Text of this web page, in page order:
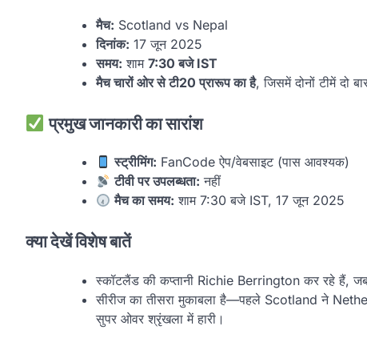
मैच: Scotland vs Nepal
दिनांक: 17 जून 2025
समय: शाम 7:30 बजे IST
मैच चारों ओर से टी20 प्रारूप का है, जिसमें दोनों टीमें दो
प्रमुख जानकारी का सारांश
स्ट्रीमिंग: FanCode ऐप/वेबसाइट (पास आवश्यक)
टीवी पर उपलब्धता: नहीं
मैच का समय: शाम 7:30 बजे IST, 17 जून 2025
क्या देखें विशेष बातें
स्कॉटलैंड की कप्तानी Richie Berrington कर रहे हैं,
सीरीज का तीसरा मुकाबला है—पहले Scotland ने
सुपर ओवर श्रृंखला में हारी।